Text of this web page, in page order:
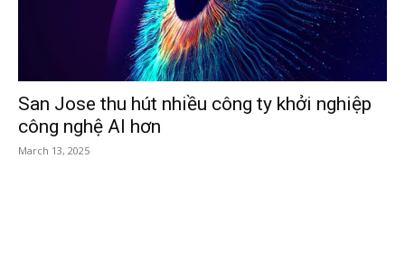
San Jose thu hút nhiều công ty khởi nghiệp
công nghệ AI hơn
March 13, 2025